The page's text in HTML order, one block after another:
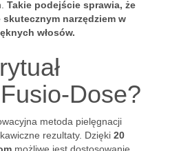
Takie podejście sprawia, że
skutecznym narzędziem w
włosów.
Dose?
metoda pielęgnacji
rezultaty. Dzięki 20